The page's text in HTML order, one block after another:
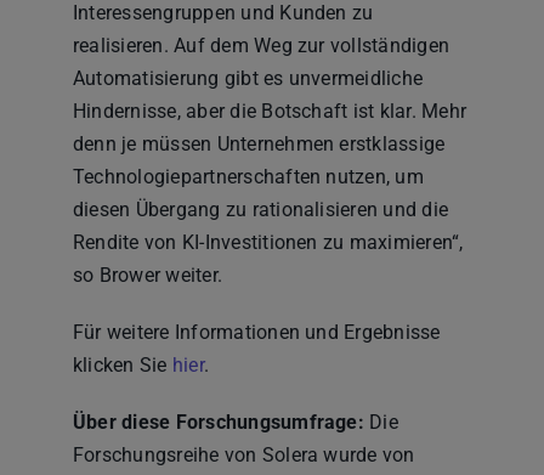
Interessengruppen und Kunden zu
realisieren. Auf dem Weg zur vollständigen
Automatisierung gibt es unvermeidliche
Hindernisse, aber die Botschaft ist klar. Mehr
denn je müssen Unternehmen erstklassige
Technologiepartnerschaften nutzen, um
diesen Übergang zu rationalisieren und die
Rendite von KI-Investitionen zu maximieren“,
so Brower weiter.
Für weitere Informationen und Ergebnisse
klicken Sie hier.
Über diese Forschungsumfrage: Die
Forschungsreihe von Solera wurde von